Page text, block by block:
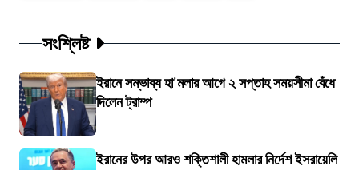
সংশ্লিষ্ট
ইরানে সম্ভাব্য হা'মলার আগে ২ সপ্তাহ সময়সীমা বেঁধে
দিলেন ট্রাম্প
ইরানের উপর আরও শক্তিশালী হামলার নির্দেশ ইসরায়েলি